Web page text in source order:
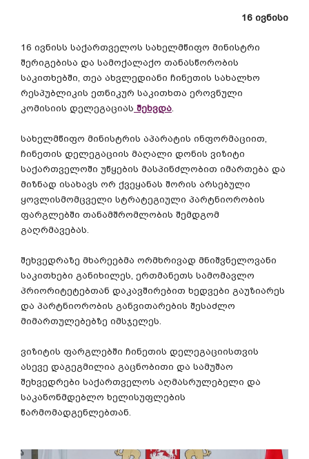
16 ივნისი
16 ივნისს საქართველოს სახელმწიფო მინისტრი
შერიგებისა და სამოქალაქო თანასწორობის
საკითხებში, თეა ახვლედიანი ჩინეთის სახალხო
რესპუბლიკის ეთნიკურ საკითხთა ეროვნული
კომისიის დელეგაციას შეხვდა.
სახელმწიფო მინისტრის აპარატის ინფორმაციით,
ჩინეთის დელეგაციის მაღალი დონის ვიზიტი
საქართველოში უწყების მასპინძლობით იმართება და
მიზნად ისახავს ორ ქვეყანას შორის არსებული
ყოვლისმომცველი სტრატეგიული პარტნიორობის
ფარგლებში თანამშრომლობის შემდგომ
გაღრმავებას.
შეხვედრაზე მხარეებმა ორმხრივად მნიშვნელოვანი
საკითხები განიხილეს, ერთმანეთს სამომავლო
პრიორიტეტებთან დაკავშირებით ხედვები გაუზიარეს
და პარტნიორობის განვითარების შესაძლო
მიმართულებებზე იმსჯელეს.
ვიზიტის ფარგლებში ჩინეთის დელეგაციისთვის
ასევე დაგეგმილია გაცნობითი და სამუშაო
შეხვედრები საქართველოს აღმასრულებელი და
საკანონმდებლო ხელისუფლების
წარმომადგენლებთან.